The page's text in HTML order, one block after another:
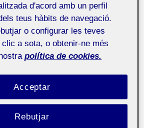
para editores 15 d'abril de
organiza un nuevo meetup para
de Gutenberg, el
de WordPress. La charla va a
de un personaje y su historia
d'acord amb un perfil
teus hàbits de navegació.
o configurar les teves
a sota, o obtenir-ne més
política de cookies.
Rebutjar
Acceptar